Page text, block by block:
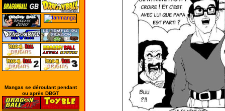
Mangas se déroulant pendant
ou après DBGT